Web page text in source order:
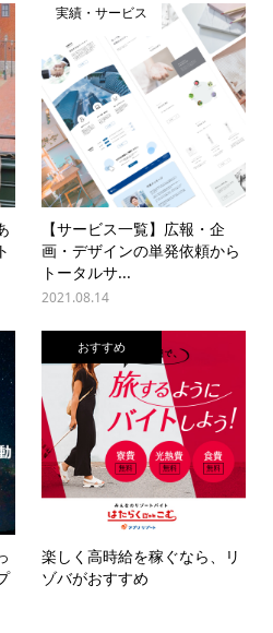
実績・サービス
【サービス一覧】広報・企
画・デザインの単発依頼から
トータルサ...
2021.08.14
おすすめ
楽しく高時給を稼ぐなら、リ
ゾバがおすすめ